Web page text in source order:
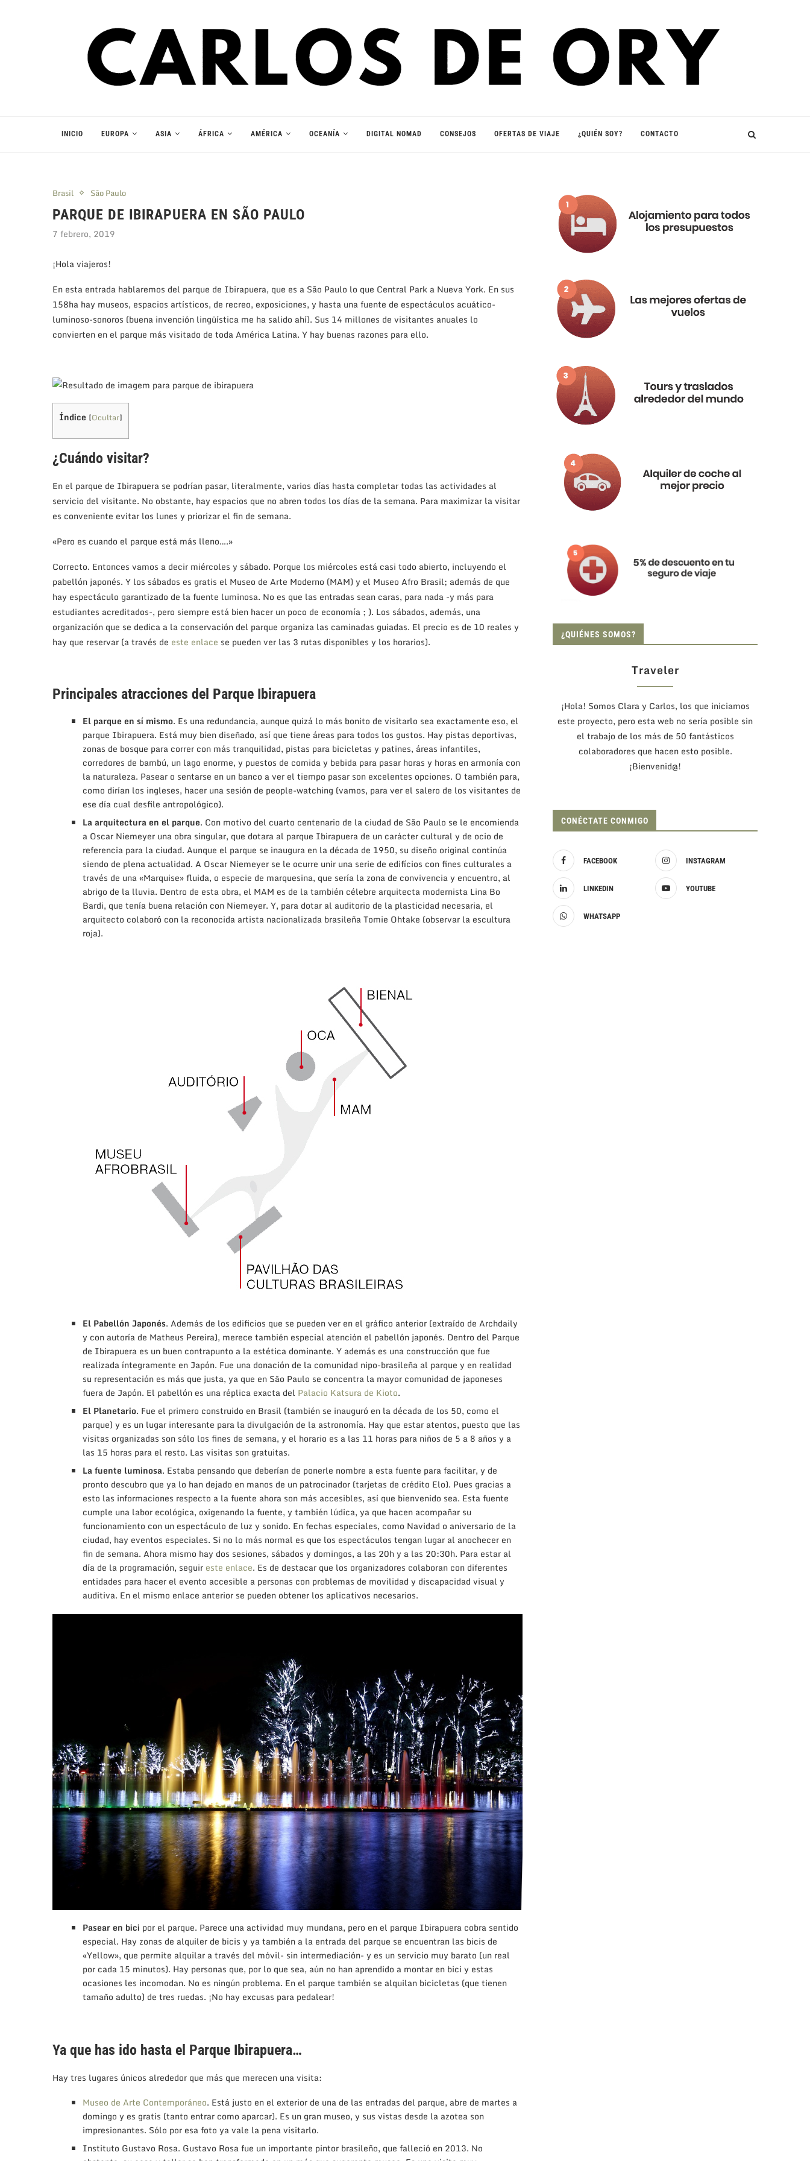
INICIO EUROPA ASIA ÁFRICA AMÉRICA OCEANÍA DIGITAL NOMAD CONSEJOS OFERTAS DE VIAJE ¿QUIÉN SOY? CONTACTO
Brasil São Paulo
PARQUE DE IBIRAPUERA EN SÃO PAULO
7 febrero, 2019
¡Hola viajeros!
En esta entrada hablaremos del parque de Ibirapuera, que es a São Paulo lo que Central Park a Nueva York. En sus
158ha hay museos, espacios artísticos, de recreo, exposiciones, y hasta una fuente de espectáculos acuático-
luminoso-sonoros (buena invención lingüística me ha salido ahí). Sus 14 millones de visitantes anuales lo
convierten en el parque más visitado de toda América Latina. Y hay buenas razones para ello.
Índice [Ocultar]
¿Cuándo visitar?
En el parque de Ibirapuera se podrían pasar, literalmente, varios días hasta completar todas las actividades al
servicio del visitante. No obstante, hay espacios que no abren todos los días de la semana. Para maximizar la visitar
es conveniente evitar los lunes y priorizar el fin de semana.
«Pero es cuando el parque está más lleno….»
Correcto. Entonces vamos a decir miércoles y sábado. Porque los miércoles está casi todo abierto, incluyendo el
pabellón japonés. Y los sábados es gratis el Museo de Arte Moderno (MAM) y el Museo Afro Brasil; además de que
hay espectáculo garantizado de la fuente luminosa. No es que las entradas sean caras, para nada -y más para
estudiantes acreditados-, pero siempre está bien hacer un poco de economía ; ). Los sábados, además, una
organización que se dedica a la conservación del parque organiza las caminadas guiadas. El precio es de 10 reales y
hay que reservar (a través de este enlace se pueden ver las 3 rutas disponibles y los horarios).
Principales atracciones del Parque Ibirapuera
El parque en sí mismo. Es una redundancia, aunque quizá lo más bonito de visitarlo sea exactamente eso, el
parque Ibirapuera. Está muy bien diseñado, así que tiene áreas para todos los gustos. Hay pistas deportivas,
zonas de bosque para correr con más tranquilidad, pistas para bicicletas y patines, áreas infantiles,
corredores de bambú, un lago enorme, y puestos de comida y bebida para pasar horas y horas en armonía con
la naturaleza. Pasear o sentarse en un banco a ver el tiempo pasar son excelentes opciones. O también para,
como dirían los ingleses, hacer una sesión de people-watching (vamos, para ver el salero de los visitantes de
ese día cual desfile antropológico).
La arquitectura en el parque. Con motivo del cuarto centenario de la ciudad de São Paulo se le encomienda
a Oscar Niemeyer una obra singular, que dotara al parque Ibirapuera de un carácter cultural y de ocio de
referencia para la ciudad. Aunque el parque se inaugura en la década de 1950, su diseño original continúa
siendo de plena actualidad. A Oscar Niemeyer se le ocurre unir una serie de edifícios con fines culturales a
través de una «Marquise» fluida, o especie de marquesina, que sería la zona de convivencia y encuentro, al
abrigo de la lluvia. Dentro de esta obra, el MAM es de la también célebre arquitecta modernista Lina Bo
Bardi, que tenía buena relación con Niemeyer. Y, para dotar al auditorio de la plasticidad necesaria, el
arquitecto colaboró con la reconocida artista nacionalizada brasileña Tomie Ohtake (observar la escultura
roja).
El Pabellón Japonés. Además de los edificios que se pueden ver en el gráfico anterior (extraído de Archdaily
y con autoría de Matheus Pereira), merece también especial atención el pabellón japonés. Dentro del Parque
de Ibirapuera es un buen contrapunto a la estética dominante. Y además es una construcción que fue
realizada íntegramente en Japón. Fue una donación de la comunidad nipo-brasileña al parque y en realidad
su representación es más que justa, ya que en São Paulo se concentra la mayor comunidad de japoneses
fuera de Japón. El pabellón es una réplica exacta del Palacio Katsura de Kioto.
El Planetario. Fue el primero construido en Brasil (también se inauguró en la década de los 50, como el
parque) y es un lugar interesante para la divulgación de la astronomía. Hay que estar atentos, puesto que las
visitas organizadas son sólo los fines de semana, y el horario es a las 11 horas para niños de 5 a 8 años y a
las 15 horas para el resto. Las visitas son gratuitas.
La fuente luminosa. Estaba pensando que deberían de ponerle nombre a esta fuente para facilitar, y de
pronto descubro que ya lo han dejado en manos de un patrocinador (tarjetas de crédito Elo). Pues gracias a
esto las informaciones respecto a la fuente ahora son más accesibles, así que bienvenido sea. Esta fuente
cumple una labor ecológica, oxigenando la fuente, y también lúdica, ya que hacen acompañar su
funcionamiento con un espectáculo de luz y sonido. En fechas especiales, como Navidad o aniversario de la
ciudad, hay eventos especiales. Si no lo más normal es que los espectáculos tengan lugar al anochecer en
fin de semana. Ahora mismo hay dos sesiones, sábados y domingos, a las 20h y a las 20:30h. Para estar al
día de la programación, seguir este enlace. Es de destacar que los organizadores colaboran con diferentes
entidades para hacer el evento accesible a personas con problemas de movilidad y discapacidad visual y
auditiva. En el mismo enlace anterior se pueden obtener los aplicativos necesarios.
Pasear en bici por el parque. Parece una actividad muy mundana, pero en el parque Ibirapuera cobra sentido
especial. Hay zonas de alquiler de bicis y ya también a la entrada del parque se encuentran las bicis de
«Yellow», que permite alquilar a través del móvil- sin intermediación- y es un servicio muy barato (un real
por cada 15 minutos). Hay personas que, por lo que sea, aún no han aprendido a montar en bici y estas
ocasiones les incomodan. No es ningún problema. En el parque también se alquilan bicicletas (que tienen
tamaño adulto) de tres ruedas. ¡No hay excusas para pedalear!
Ya que has ido hasta el Parque Ibirapuera…
Hay tres lugares únicos alrededor que más que merecen una visita:
Museo de Arte Contemporáneo. Está justo en el exterior de una de las entradas del parque, abre de martes a
domingo y es gratis (tanto entrar como aparcar). Es un gran museo, y sus vistas desde la azotea son
impresionantes. Sólo por esa foto ya vale la pena visitarlo.
Instituto Gustavo Rosa. Gustavo Rosa fue un importante pintor brasileño, que falleció en 2013. No
¿QUIÉNES SOMOS?
Traveler
¡Hola! Somos Clara y Carlos, los que iniciamos
este proyecto, pero esta web no sería posible sin
el trabajo de los más de 50 fantásticos
colaboradores que hacen esto posible.
¡Bienvenid@!
CONÉCTATE CONMIGO
FACEBOOK INSTAGRAM
LINKEDIN YOUTUBE
WHATSAPP